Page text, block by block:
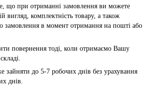
що при отриманні замовлення ви можете
вигляд, комплектність товару, а також
замовлення в момент отримання на пошті або
повернення тоді, коли отримаємо Вашу
зайняти до 5-7 робочих днів без урахування
днів.